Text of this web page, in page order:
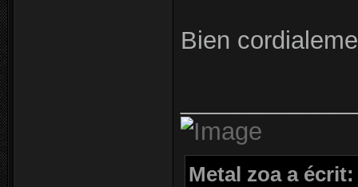
Bien
Metal zoa a écrit: